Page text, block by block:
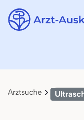
Arztsuche